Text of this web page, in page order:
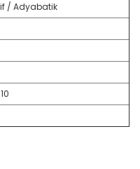
/ Adyabatik